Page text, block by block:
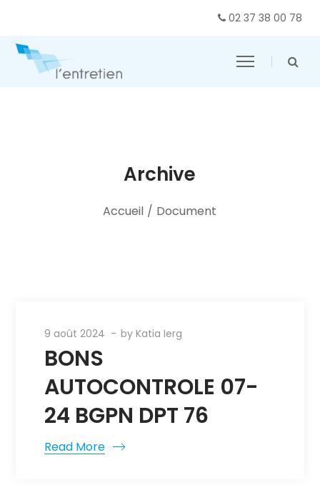
02 37 38 00 78
Archive
Accueil / Document
9 août 2024 byKatia Ierg
BONS
AUTOCONTROLE 07-
24 BGPN DPT 76
Read More